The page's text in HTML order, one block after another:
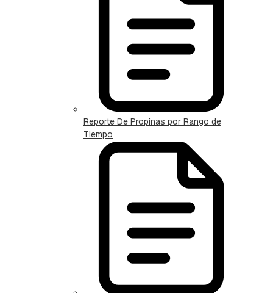
Reporte De Propinas por Rango de
Tiempo